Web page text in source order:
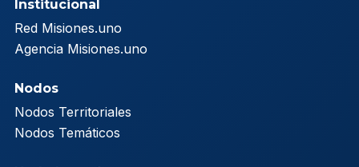
Institucional
Red Misiones.uno
Agencia Misiones.uno
Nodos
Nodos Territoriales
Nodos Temáticos